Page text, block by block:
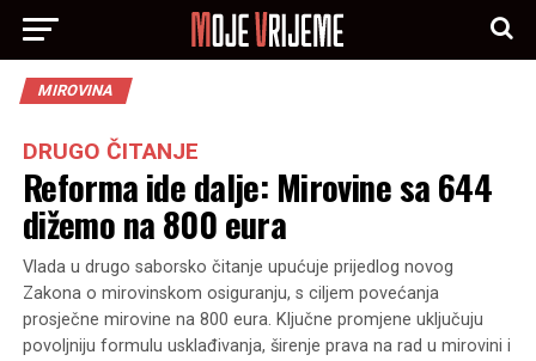
MIROVINA
DRUGO ČITANJE
Reforma ide dalje: Mirovine sa 644
dižemo na 800 eura
Vlada u drugo saborsko čitanje upućuje prijedlog novog
Zakona o mirovinskom osiguranju, s ciljem povećanja
prosječne mirovine na 800 eura. Ključne promjene uključuju
povoljniju formulu usklađivanja, širenje prava na rad u mirovini i